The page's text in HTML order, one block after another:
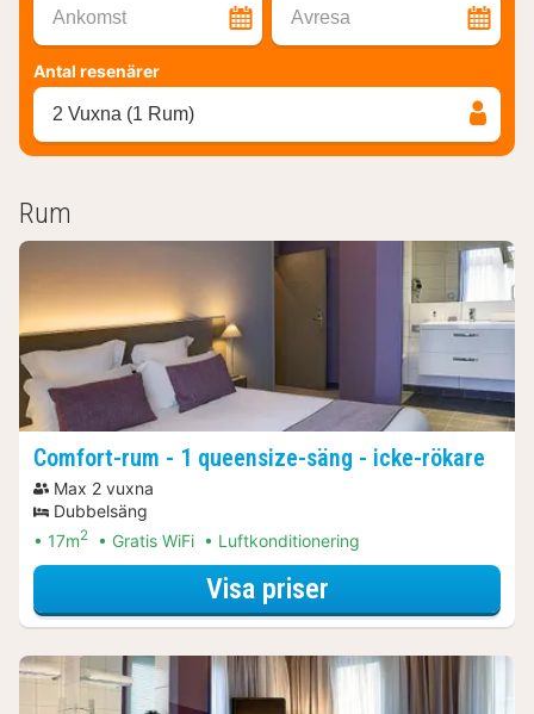
Ankomst Avresa
Antal resenärer
2 Vuxna (1 Rum)
Rum
Comfort-rum - 1 queensize-säng - icke-rökare
Max 2 vuxna
Dubbelsäng
17m2 Gratis WiFi Luftkonditionering
Visa priserför Comfort-rum